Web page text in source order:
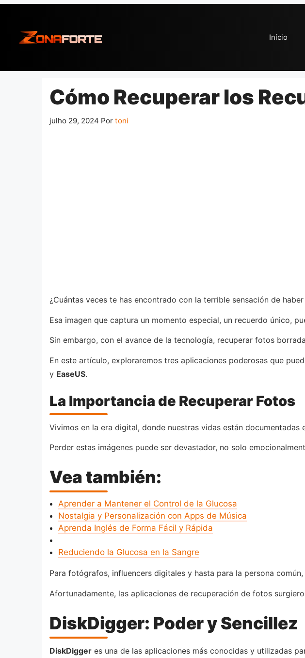
conteúdo
Início
Cómo Recuperar los
julho 29, 2024 Por toni
¿Cuántas veces te has encontrado con la terrible sensación de
Esa imagen que captura un momento especial, un recuerdo único,
Sin embargo, con el avance de la tecnología, recuperar fotos
En este artículo, exploraremos tres aplicaciones poderosas que
y EaseUS.
La Importancia de Recuperar Fotos
Vivimos en la era digital, donde nuestras vidas están
Perder estas imágenes puede ser devastador, no solo
Vea también:
Aprender a Mantener el Control de la Glucosa
Nostalgia y Personalización con Apps de Música
Aprenda Inglés de Forma Fácil y Rápida
Reduciendo la Glucosa en la Sangre
Para fotógrafos, influencers digitales y hasta para la persona
Afortunadamente, las aplicaciones de recuperación de fotos
DiskDigger: Poder y Sencillez
DiskDigger es una de las aplicaciones más conocidas y utilizadas